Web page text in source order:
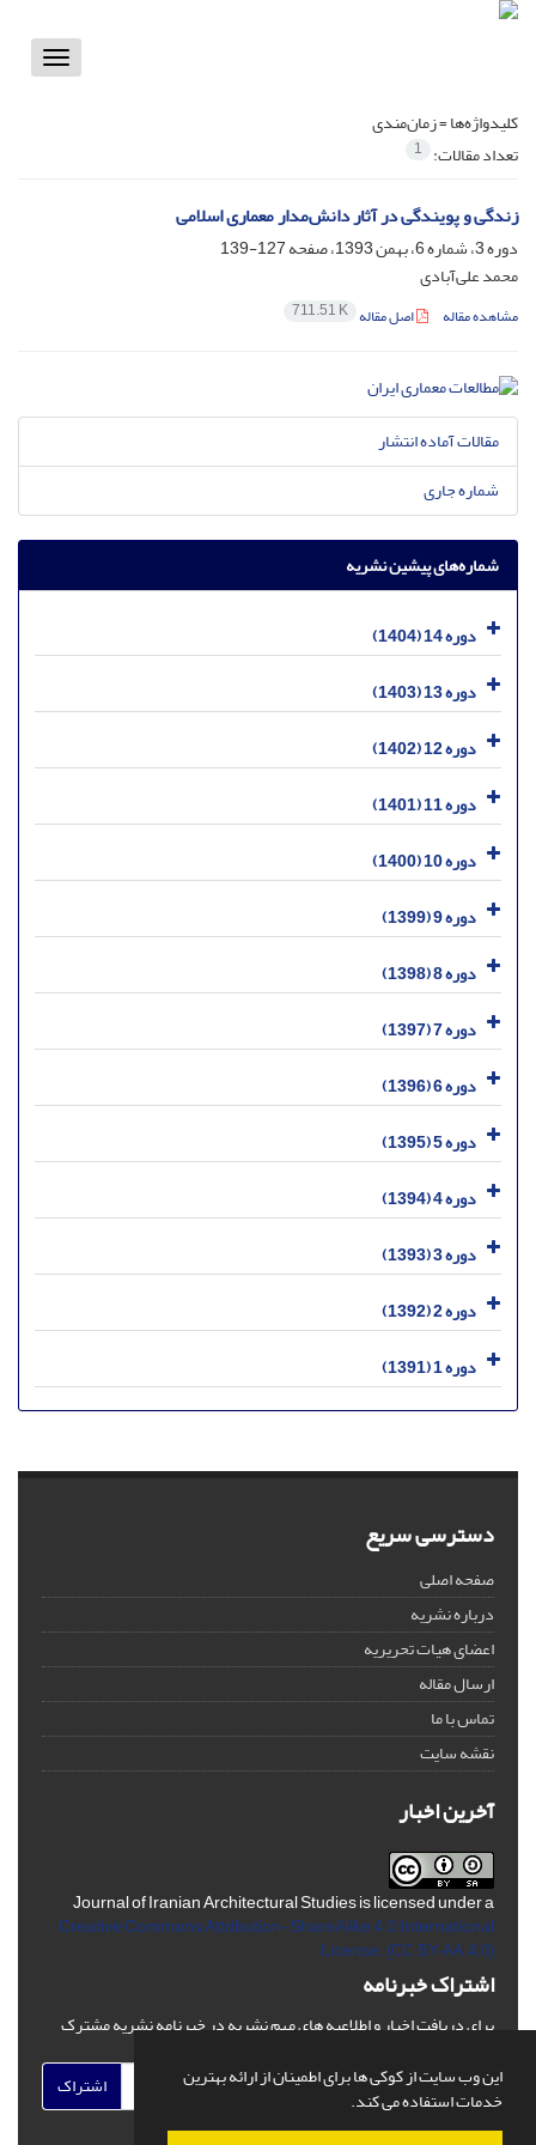
این وب سایت از کوکی ها برای اطمینان از ارائه بهترین
خدمات استفاده می کند.
Toggle
کلیدواژه‌ها =زمان‌مندی
تعداد مقالات: 1
زندگی و پویندگی در آثار دانش‌مدار معماری اسلامی
دوره 3، شماره 6، بهمن 1393، صفحه
127-139
محمد علی‌آبادی
مشاهده مقاله اصل مقاله 711.51 K
مقالات آماده انتشار
شماره جاری
شماره‌های پیشین نشریه
دوره 14 (1404)
دوره 13 (1403)
دوره 12 (1402)
دوره 11 (1401)
دوره 10 (1400)
دوره 9 (1399)
دوره 8 (1398)
دوره 7 (1397)
دوره 6 (1396)
دوره 5 (1395)
دوره 4 (1394)
دوره 3 (1393)
دوره 2 (1392)
دوره 1 (1391)
دسترسی سریع
صفحه اصلی
درباره نشریه
اعضای هیات تحریریه
ارسال مقاله
تماس با ما
نقشه سایت
آخرین اخبار
Journal of Iranian Architectural Studies is licensed under a
Creative Commons Attribution-ShareAlike 4.0 International
License. (CC BY-AA 4.0)
اشتراک خبرنامه
برای دریافت اخبار و اطلاعیه های مهم نشریه در خبرنامه نشریه مشترک
اشتراک